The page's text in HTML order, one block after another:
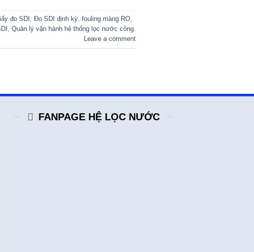
đo SDI , Đo SDI định kỳ, fouling màng RO,
, Quản lý vận hành hệ thống lọc nước công
Leave a comment
FANPAGE HỆ LỌC NƯỚC